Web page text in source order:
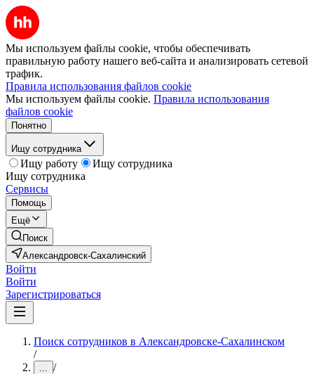
Мы используем файлы cookie, чтобы обеспечивать
правильную работу нашего веб-сайта и анализировать сетевой
трафик.
Правила использования файлов cookie
Мы используем файлы cookie. Правила использования
файлов cookie
Понятно
Ищу сотрудника
Ищу работу
Ищу сотрудника
Ищу сотрудника
Сервисы
Помощь
Ещё
Поиск
Александровск-Сахалинский
Войти
Войти
Зарегистрироваться
Поиск сотрудников в Александровске-Сахалинском
/
... /